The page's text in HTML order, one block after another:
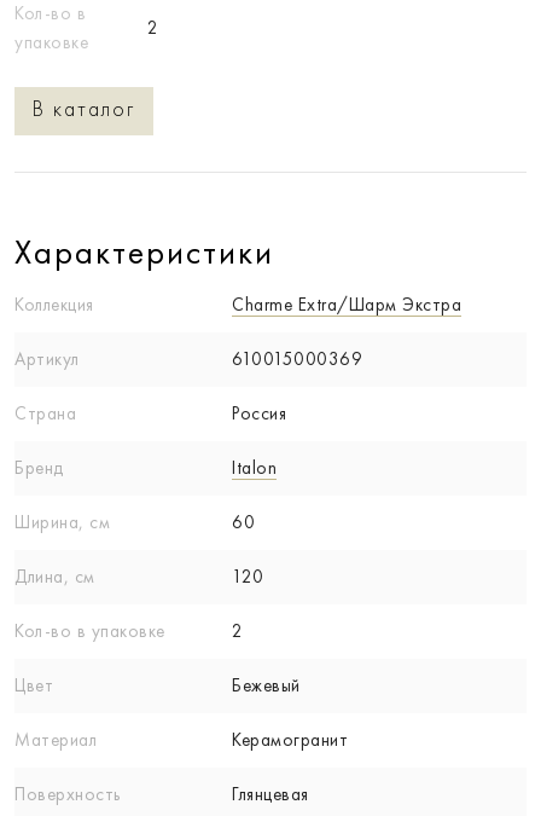
Кол-во в
упаковке
2
В каталог
Характеристики
Коллекция Charme Extra/Шарм Экстра
Артикул 610015000369
Страна Россия
Бренд Italon
Ширина, см 60
Длина, см 120
Кол-вo в упаковке 2
Цвет Бежевый
Материал Керамогранит
Поверхность Глянцевая